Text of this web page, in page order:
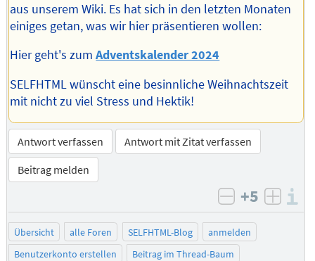
aus unserem Wiki. Es hat sich in den letzten Monaten
einiges getan, was wir hier präsentieren wollen:
Hier geht's zumAdventskalender 2024
SELFHTML wünscht eine besinnliche Weihnachtszeit
mit nicht zu viel Stress und Hektik!
Antwort verfassen
Antwort mit Zitat verfassen
Beitrag melden
negativ
+5
Übersicht alle Foren SELFHTML-Blog
anmelden
Benutzerkonto erstellen
Beitrag im Thread-Baum